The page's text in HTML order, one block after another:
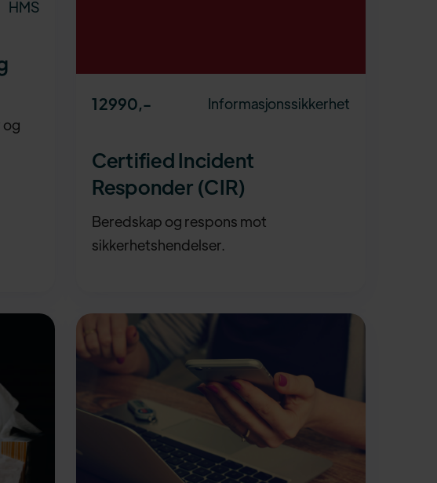
HMS
12990,- Informasjonssikkerhet
Certified Incident
Responder (CIR)
Beredskap og respons mot
sikkerhetshendelser.